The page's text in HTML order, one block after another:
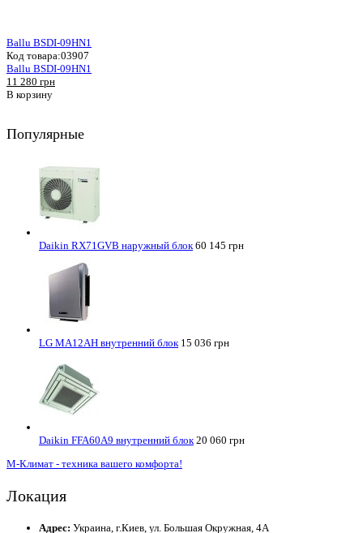
Ballu BSDI-09HN1
Код товара:03907
Ballu BSDI-09HN1
11 280 грн
В корзину
Популярные
Daikin RX71GVB наружный блок 60 145 грн
LG MA12AH внутренний блок 15 036 грн
Daikin FFA60A9 внутренний блок 20 060 грн
М-Климат - техника вашего комфорта!
Локация
Адрес: Украина, г.Киев, ул. Большая Окружная, 4А